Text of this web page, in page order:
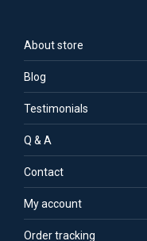
About store
Blog
Testimonials
Q & A
Contact
My account
Order tracking